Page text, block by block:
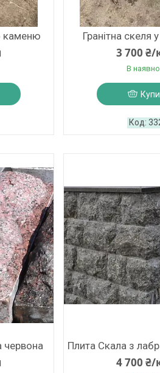
каменю Гранітна скеля
3 700
В
червона Плита Скала з
4 700